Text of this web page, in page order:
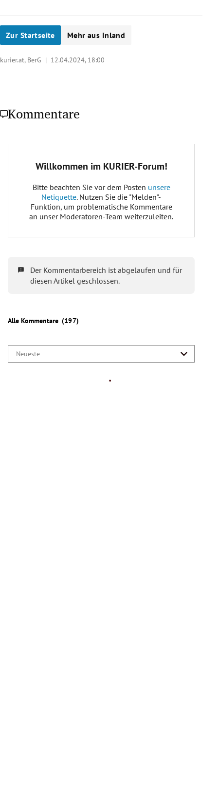
Zur Startseite Mehr aus Inland
kurier.at, BerG | 12.04.2024, 18:00
Kommentare